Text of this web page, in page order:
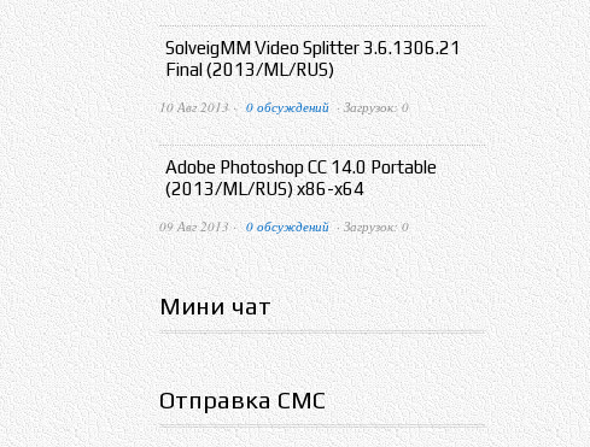
SolveigMM Video Splitter 3.6.1306.21
Final (2013/ML/RUS)
10 Авг 2013 · 0 обсуждений · Загрузок: 0
Adobe Photoshop CC 14.0 Portable
(2013/ML/RUS) x86-x64
09 Авг 2013 · 0 обсуждений · Загрузок: 0
Мини чат
Отправка СМС